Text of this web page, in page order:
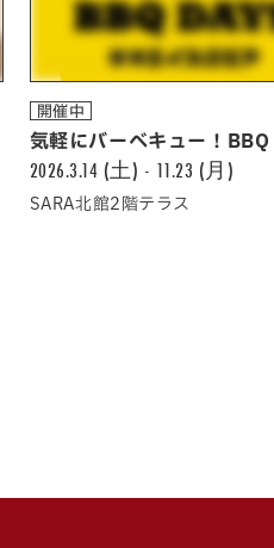
開催中
気軽にバーべキュー！BBQ
2026.3.14 (土) - 11.23 (月)
SARA北館2階テラス